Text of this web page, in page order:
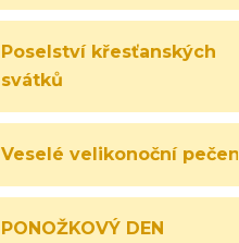
Poselství křesťanských
svátků
Veselé velikonoční pečení
PONOŽKOVÝ DEN